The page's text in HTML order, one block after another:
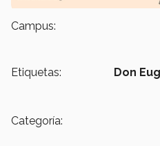
Campus:
Etiquetas: Don
Categoría: